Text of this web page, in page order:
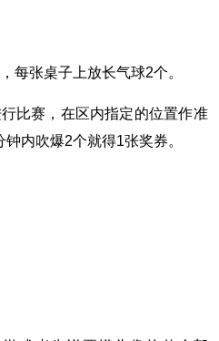
每张桌子上放长气球2个。
比赛，在区内指定的位置作准
内吹爆2个就得1张奖券。